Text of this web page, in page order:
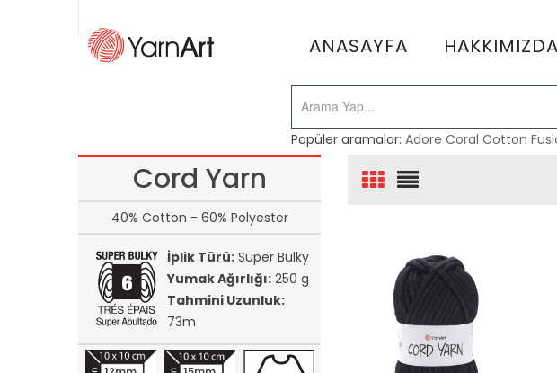
ANASAYFA HAKKIMIZDA
Popüler aramalar:Adore Coral Cotton
Cord Yarn
40% Cotton - 60% Polyester
İplik Türü: Super Bulky
Yumak Ağırlığı: 250 g
Tahmini Uzunluk:
73m